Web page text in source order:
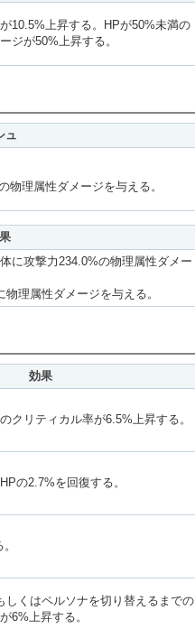
10.5%上昇する。HPが50%未満の
ジが50%上昇する。
ュ
物理属性ダメージを与える。
に攻撃力234.0%の物理属性ダメー
物理属性ダメージを与える。
効果
クリティカル率が6.5%上昇する。
の2.7%を回復する。
しくはペルソナを切り替えるまでの
6%上昇する。